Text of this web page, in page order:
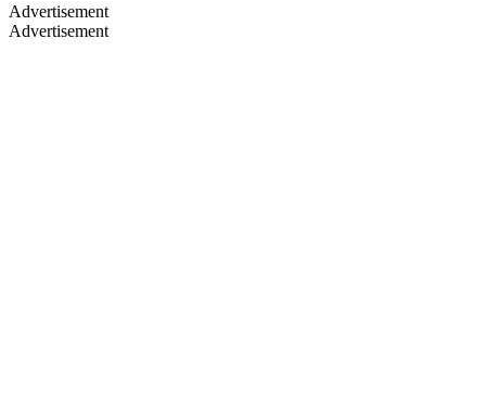
Advertisement
Advertisement